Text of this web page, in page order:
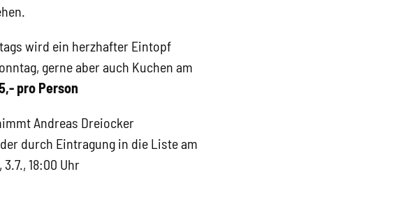
wird ein herzhafter Eintopf
gerne aber auch Kuchen am
pro Person
Andreas Dreiocker
durch Eintragung in die Liste am
18:00 Uhr